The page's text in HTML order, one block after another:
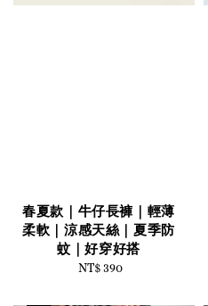
春夏款｜牛仔長褲｜輕薄
柔軟｜涼感天絲｜夏季防
蚊｜好穿好搭
Regular
NT$ 390